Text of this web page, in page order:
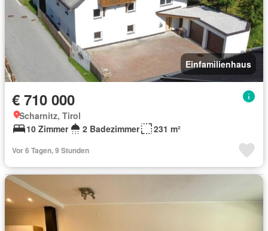
Einfamilienhaus
€ 710 000
Scharnitz, Tirol
10 Zimmer
2 Badezimmer 231 m²
Vor 6 Tagen, 9 Stunden